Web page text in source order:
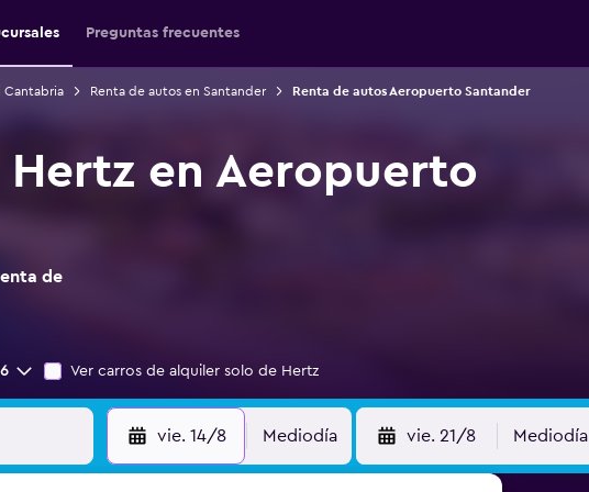
Preguntas frecuentes
Cantabria Renta de autos en Santander Renta de autos Aeropuerto Santander
en Aeropuerto
de
Ver carros de alquiler solo de Hertz
vie. 14/8 Mediodía vie. 21/8 Mediodía